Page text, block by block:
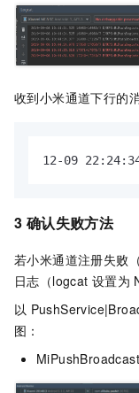
收到小米通道下行的
12-09
3 确认失败方法
若小米通道注册失败
日志（logcat 设置为
以
图：